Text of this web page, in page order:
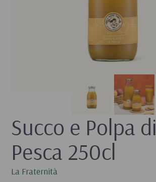
Succo e Polpa di
Pesca 250cl
La Fraternità